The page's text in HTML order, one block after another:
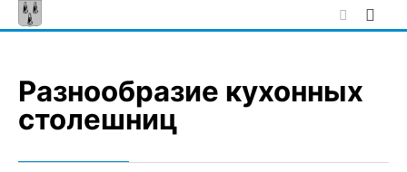
Skip
to
Разнообразие кухонных
столешниц